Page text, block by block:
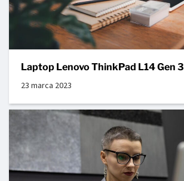
Laptop Lenovo ThinkPad L14 Gen 3
23 marca 2023